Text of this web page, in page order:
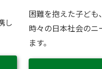
し
困難を抱えた子ど
時々の日本社会の
ます。